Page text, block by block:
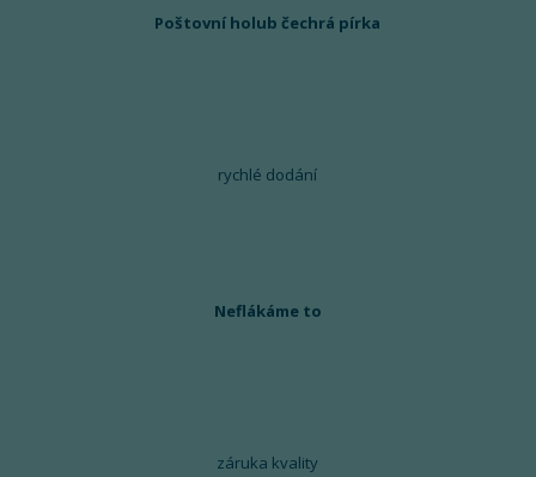
Poštovní holub čechrá pírka
rychlé dodání
Neflákáme to
záruka kvality